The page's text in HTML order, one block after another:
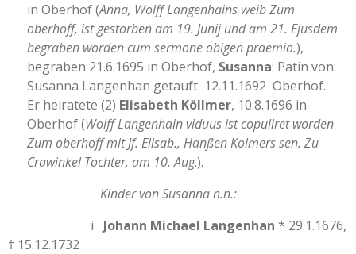
in Oberhof (Anna, Wolff Langenhains weib Zum
oberhoff, ist gestorben am 19. Junij und am 21. Ejusdem
begraben worden cum sermone obigen praemio.),
begraben 21.6.1695 in Oberhof, Susanna: Patin von:
Susanna Langenhan getauft 12.11.1692 Oberhof.
Er heiratete (2) Elisabeth Köllmer, 10.8.1696 in
Oberhof (Wolff Langenhain viduus ist copuliret worden
Zum oberhoff mit Jf. Elisab., Hanßen Kolmers sen. Zu
Crawinkel Tochter, am 10. Aug.).
Kinder von Susanna n.n.:
i Johann Michael Langenhan * 29.1.1676,
† 15.12.1732